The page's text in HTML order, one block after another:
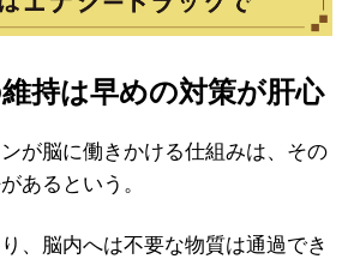
持は早めの対策が肝心
が脳に働きかける仕組みは、その
あるという。
り、脳内へは不要な物質は通過でき